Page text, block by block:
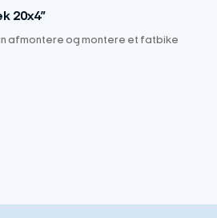
20x4”
afmontere og montere et fatbike